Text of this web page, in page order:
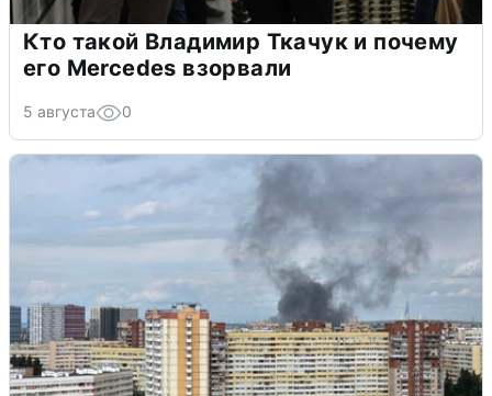
Кто такой Владимир Ткачук и почему
его Mercedes взорвали
5 августа 0